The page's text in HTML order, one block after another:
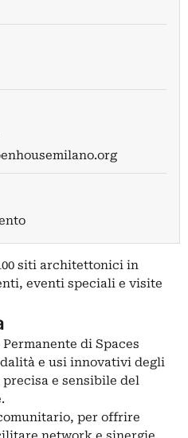
siti architettonici in
eventi speciali e visite
di Spaces
e usi innovativi degli
e sensibile del
per offrire